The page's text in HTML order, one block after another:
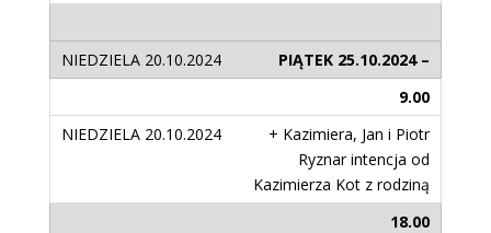
PIĄTEK 25.10.2024 –
9.00
+ Kazimiera, Jan i Piotr
Ryznar intencja od
Kazimierza Kot z rodziną
18.00